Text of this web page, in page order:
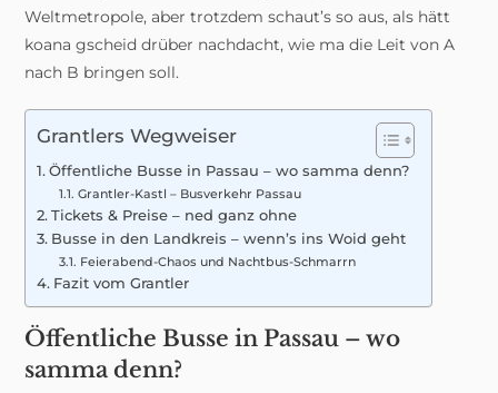
Weltmetropole, aber trotzdem schaut’s so aus, als hätt
koana gscheid drüber nachdacht, wie ma die Leit von A
nach B bringen soll.
Grantlers Wegweiser
Öffentliche Busse in Passau – wo samma denn?
Grantler-Kastl – Busverkehr Passau
Tickets & Preise – ned ganz ohne
Busse in den Landkreis – wenn’s ins Woid geht
Feierabend-Chaos und Nachtbus-Schmarrn
Fazit vom Grantler
Öffentliche Busse in Passau – wo
samma denn?